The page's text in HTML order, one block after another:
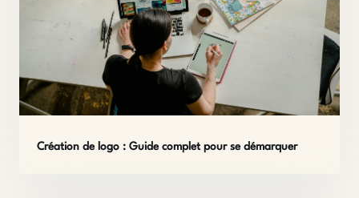
Création de logo : Guide complet pour se démarquer